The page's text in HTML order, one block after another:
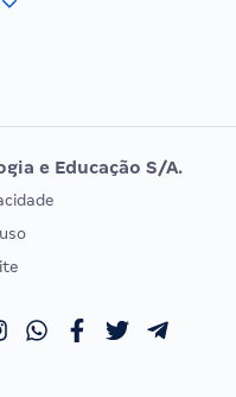
DE ORDEM
OAB
e Educação S/A.